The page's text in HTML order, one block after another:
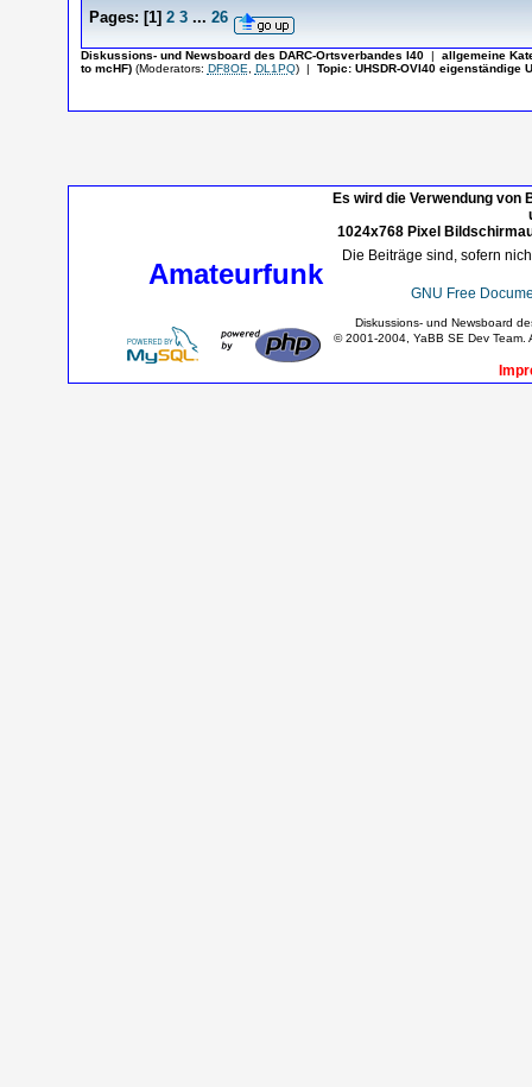
Pages: [1] 2 3 ... 26
Diskussions- und Newsboard des DARC-Ortsverbandes I40 |
allgemeine
to mcHF)(Moderators: DF8OE DL1PQ) | Topic: UHSDR-OVI40 eigenständige
Es wird die Verwendung
1024x768 Pixel
Amateurfunk
Die Beiträge sind, sofern
GNU Free
Diskussions- und Newsboard
© 2001-2004, YaBB SE Dev Team.